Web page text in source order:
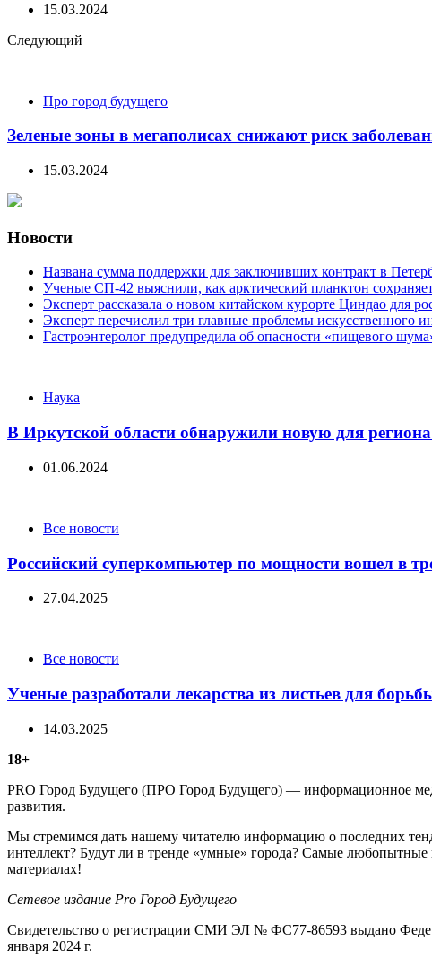
15.03.2024
Следующий
Про город будущего
Зеленые зоны в мегаполисах снижают риск
15.03.2024
Новости
Названа сумма поддержки для заключивших контракт в
Ученые СП-42 выяснили, как арктический планктон
Эксперт рассказала о новом китайском курорте Циндао для
Эксперт перечислил три главные проблемы искусственного
Гастроэнтеролог предупредила об опасности «пищевого
Categories
Наука
В Иркутской области обнаружили новую для
01.06.2024
CategoriesВсе новости
Российский суперкомпьютер по мощности вошел в
27.04.2025
CategoriesВсе новости
Ученые разработали лекарства из листьев для
14.03.2025
18+
PRO Город Будущего (ПРО Город Будущего) — информационное
развития.
Мы стремимся дать нашему читателю информацию о последних
интеллект? Будут ли в тренде «умные» города? Самые
материалах!
Сетевое издание Рrо Город Будущего
Свидетельство о регистрации СМИ ЭЛ № ФС77-86593 выдано
января 2024 г.